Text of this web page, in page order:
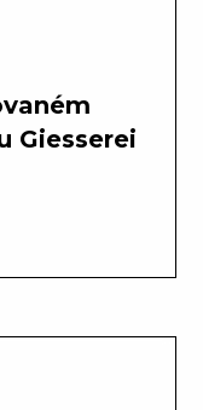
Giesserei